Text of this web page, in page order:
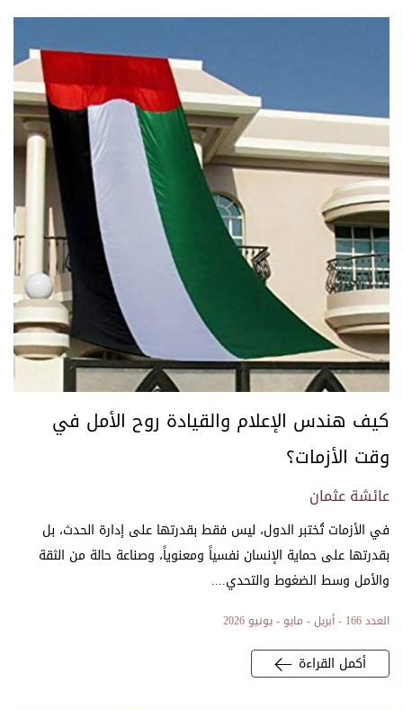
كيف هندس الإعلام والقيادة روح الأمل في
وقت الأزمات؟
عائشة عثمان
في الأزمات تُختبر الدول، ليس فقط بقدرتها على إدارة الحدث، بل
بقدرتها على حماية الإنسان نفسياً ومعنوياً، وصناعة حالة من الثقة
والأمل وسط الضغوط والتحدي....
العدد 166 - أبريل - مايو - يونيو 2026
أكمل القراءة